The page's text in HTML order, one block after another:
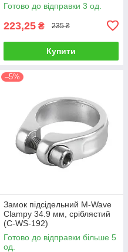
Готово до відправки 3 од.
223,25 ₴ 235 ₴
Купити
–5%
Замок підсідельний M-Wave
Clampy 34.9 мм, сріблястий
(C-WS-192)
Готово до відправки більше 5
од.